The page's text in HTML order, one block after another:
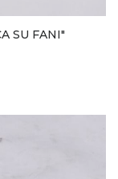
SU FANI"